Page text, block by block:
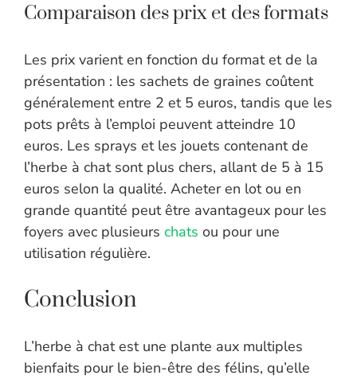
Comparaison des prix et des formats
Les prix varient en fonction du format et de la
présentation : les sachets de graines coûtent
généralement entre 2 et 5 euros, tandis que les
pots prêts à l’emploi peuvent atteindre 10
euros. Les sprays et les jouets contenant de
l’herbe à chat sont plus chers, allant de 5 à 15
euros selon la qualité. Acheter en lot ou en
grande quantité peut être avantageux pour les
foyers avec plusieurs chats ou pour une
utilisation régulière.
Conclusion
L’herbe à chat est une plante aux multiples
bienfaits pour le bien-être des félins, qu’elle